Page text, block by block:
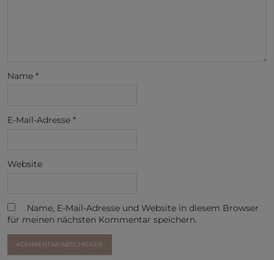
Name *
E-Mail-Adresse *
Website
Name, E-Mail-Adresse und Website in diesem Browser
für meinen nächsten Kommentar speichern.